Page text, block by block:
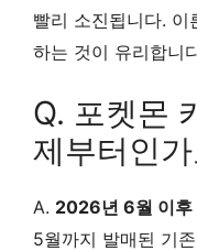
빨리 소진됩니다.
하는 것이 유리합니
Q. 포켓몬
제부터인
A. 2026년 6월 이후
5월까지 발매된 기